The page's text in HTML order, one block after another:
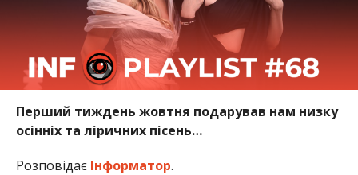
Перший тиждень жовтня подарував нам низку
осінніх та ліричних пісень…
Розповідає Інформатор.